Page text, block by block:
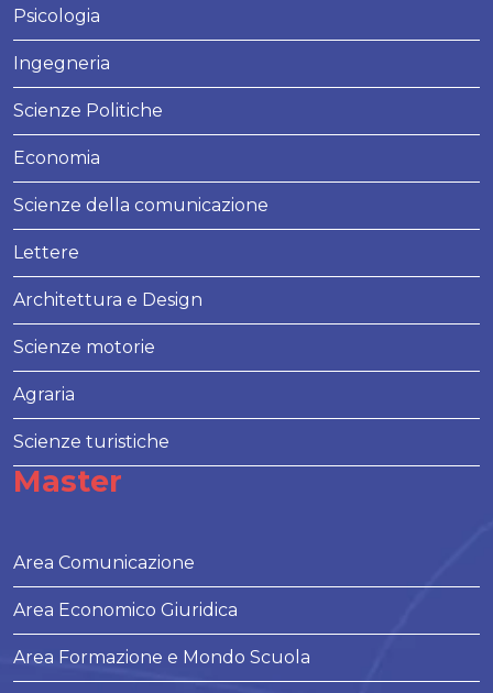
Psicologia
Ingegneria
Scienze Politiche
Economia
Scienze della comunicazione
Lettere
Architettura e Design
Scienze motorie
Agraria
Scienze turistiche
Master
Area Comunicazione
Area Economico Giuridica
Area Formazione e Mondo Scuola